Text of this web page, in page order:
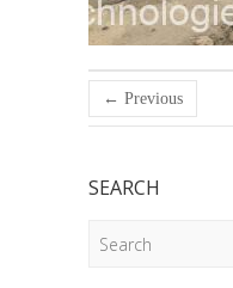
← Previous
SEARCH